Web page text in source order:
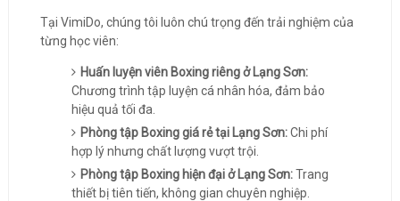
Tại VimiDo, chúng tôi luôn chú trọng đến trải nghiệm của
từng học viên:
Huấn luyện viên Boxing riêng ở Lạng Sơn:
Chương trình tập luyện cá nhân hóa, đảm bảo
hiệu quả tối đa.
Phòng tập Boxing giá rẻ tại Lạng Sơn:Chi phí
hợp lý nhưng chất lượng vượt trội.
Phòng tập Boxing hiện đại ở Lạng Sơn:Trang
thiết bị tiên tiến, không gian chuyên nghiệp.